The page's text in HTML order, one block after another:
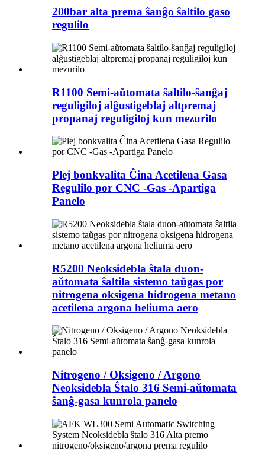
200bar alta prema ŝanĝo ŝaltilo gaso
regulilo
R1100 Semi-aŭtomata ŝaltilo-ŝanĝaj
reguligiloj alĝustigeblaj altpremaj
propanaj reguligiloj kun mezurilo
Plej bonkvalita Ĉina Acetilena Gasa
Regulilo por CNC -Gas -Apartiga
Panelo
R5200 Neoksidebla ŝtala duon-
aŭtomata ŝaltila sistemo taŭgas por
nitrogena oksigena hidrogena metano
acetilena argona heliuma aero
Nitrogeno / Oksigeno / Argono
Neoksidebla Ŝtalo 316 Semi-aŭtomata
ŝanĝ-gasa kunrola panelo